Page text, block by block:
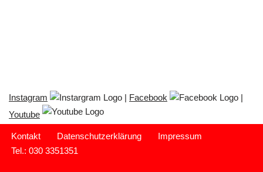
Instagram | Facebook
|
Youtube
Kontakt Datenschutzerklärung
Impressum
Tel.: 030 3351351